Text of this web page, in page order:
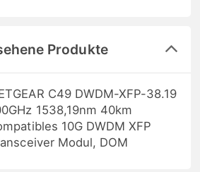
Produkte
C49 DWDM-XFP-38.19
1538,19nm 40km
10G DWDM XFP
Modul, DOM